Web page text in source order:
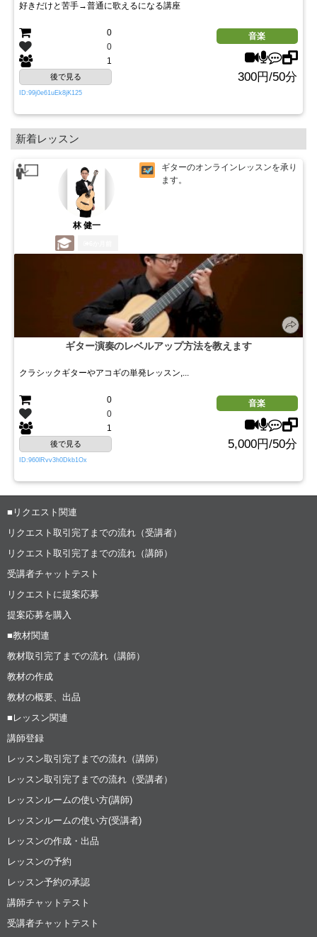
好きだけと苦手→普通に歌えるになる講座
0
0
1
音楽
後で見る 300円/50分
ID:99j0e61uEk8jK125
新着レッスン
林 健一
ギターのオンラインレッスンを承り
ます。
ギター演奏のレベルアップ方法を教えます
クラシックギターやアコギの単発レッスン,...
0
0
1
音楽
後で見る 5,000円/50分
ID:960lRvv3h0Dkb1Ox
■リクエスト関連
リクエスト取引完了までの流れ（受講者）
リクエスト取引完了までの流れ（講師）
受講者チャットテスト
リクエストに提案応募
提案応募を購入
■教材関連
教材取引完了までの流れ（講師）
教材の作成
教材の概要、出品
■レッスン関連
講師登録
レッスン取引完了までの流れ（講師）
レッスン取引完了までの流れ（受講者）
レッスンルームの使い方(講師)
レッスンルームの使い方(受講者)
レッスンの作成・出品
レッスンの予約
レッスン予約の承認
講師チャットテスト
受講者チャットテスト